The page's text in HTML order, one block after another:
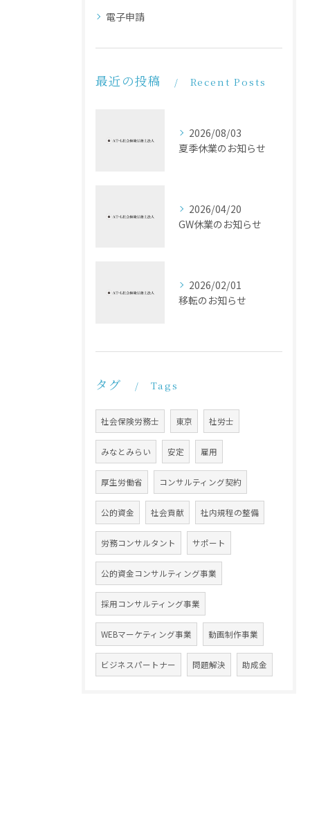
電子申請
最近の投稿 Recent Posts
2026/08/03
夏季休業のお知らせ
2026/04/20
GW休業のお知らせ
2026/02/01
移転のお知らせ
タグ Tags
社会保険労務士 東京 社労士
みなとみらい 安定 雇用
厚生労働省 コンサルティング契約
公的資金 社会貢献 社内規程の整備
労務コンサルタント サポート
公的資金コンサルティング事業
採用コンサルティング事業
WEBマーケティング事業 動画制作事業
ビジネスパートナー 問題解決 助成金